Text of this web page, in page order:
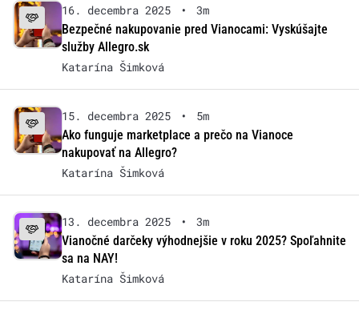
16. decembra 2025 •
3m
Bezpečné nakupovanie pred Vianocami: Vyskúšajte
služby Allegro.sk
Katarína Šimková
15. decembra 2025 •
5m
Ako funguje marketplace a prečo na Vianoce
nakupovať na Allegro?
Katarína Šimková
13. decembra 2025 •
3m
Vianočné darčeky výhodnejšie v roku 2025? Spoľahnite
sa na NAY!
Katarína Šimková